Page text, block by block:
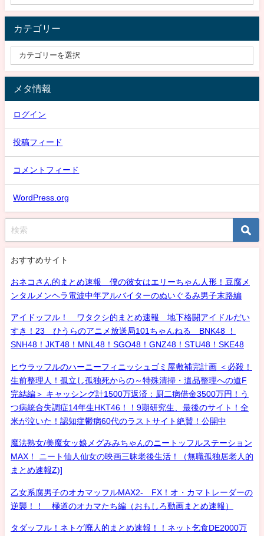
カテゴリー
メタ情報
ログイン
投稿フィード
コメントフィード
WordPress.org
おすすめサイト
おネコさん的まとめ速報 僕の彼女はエリーちゃん人形！豆腐メ
ンタルメンヘラ電波中年アルバイターのぬいぐるみ男子末路編
アイドッフル！ ワタクシ的まとめ速報 地下格闘アイドルだい
すき！23 ひうらのアニメ放送局101ちゃんねる BNK48 ！
SNH48！JKT48！MNL48！SGO48！GNZ48！STU48！SKE48
ヒウラッフルのハーニーフィニッシュゴミ屋敷補完計画 ＜必殺！
生前整理人！孤立し孤独死からの～特殊清掃・遺品整理への道F
完結編＞ キャッシング計1500万返済：厨二病借金3500万円！う
つ病統合失調症14年生HKT46！！9期研究生、最後のサイト！全
米が泣いた！認知症鬱病60代のラストサイト絶賛！公開中
魔法熟女/美魔女ッ娘メグみみちゃんのニートッフルステーション
MAX！ ニート仙人仙女の映画三昧老後生活！（無職孤独居老人的
まとめ速報Z)]
乙女系腐男子のオカマッフルMAX2- FX！オ・カマトレーダーの
逆襲！！ 極道のオカマたち編（おもしろ動画まとめ速報）
タダッフル！ネトゲ廃人的まとめ速報！！ネット乞食DE2000万